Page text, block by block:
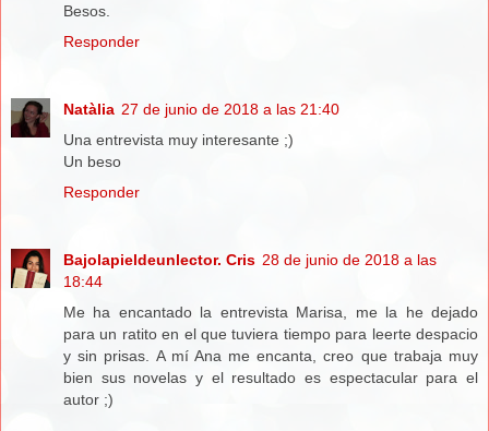
Besos.
Responder
Natàlia 27 de junio de 2018 a las 21:40
Una entrevista muy interesante ;)
Un beso
Responder
Bajolapieldeunlector. Cris 28 de junio de 2018 a las
18:44
Me ha encantado la entrevista Marisa, me la he dejado
para un ratito en el que tuviera tiempo para leerte despacio
y sin prisas. A mí Ana me encanta, creo que trabaja muy
bien sus novelas y el resultado es espectacular para el
autor ;)